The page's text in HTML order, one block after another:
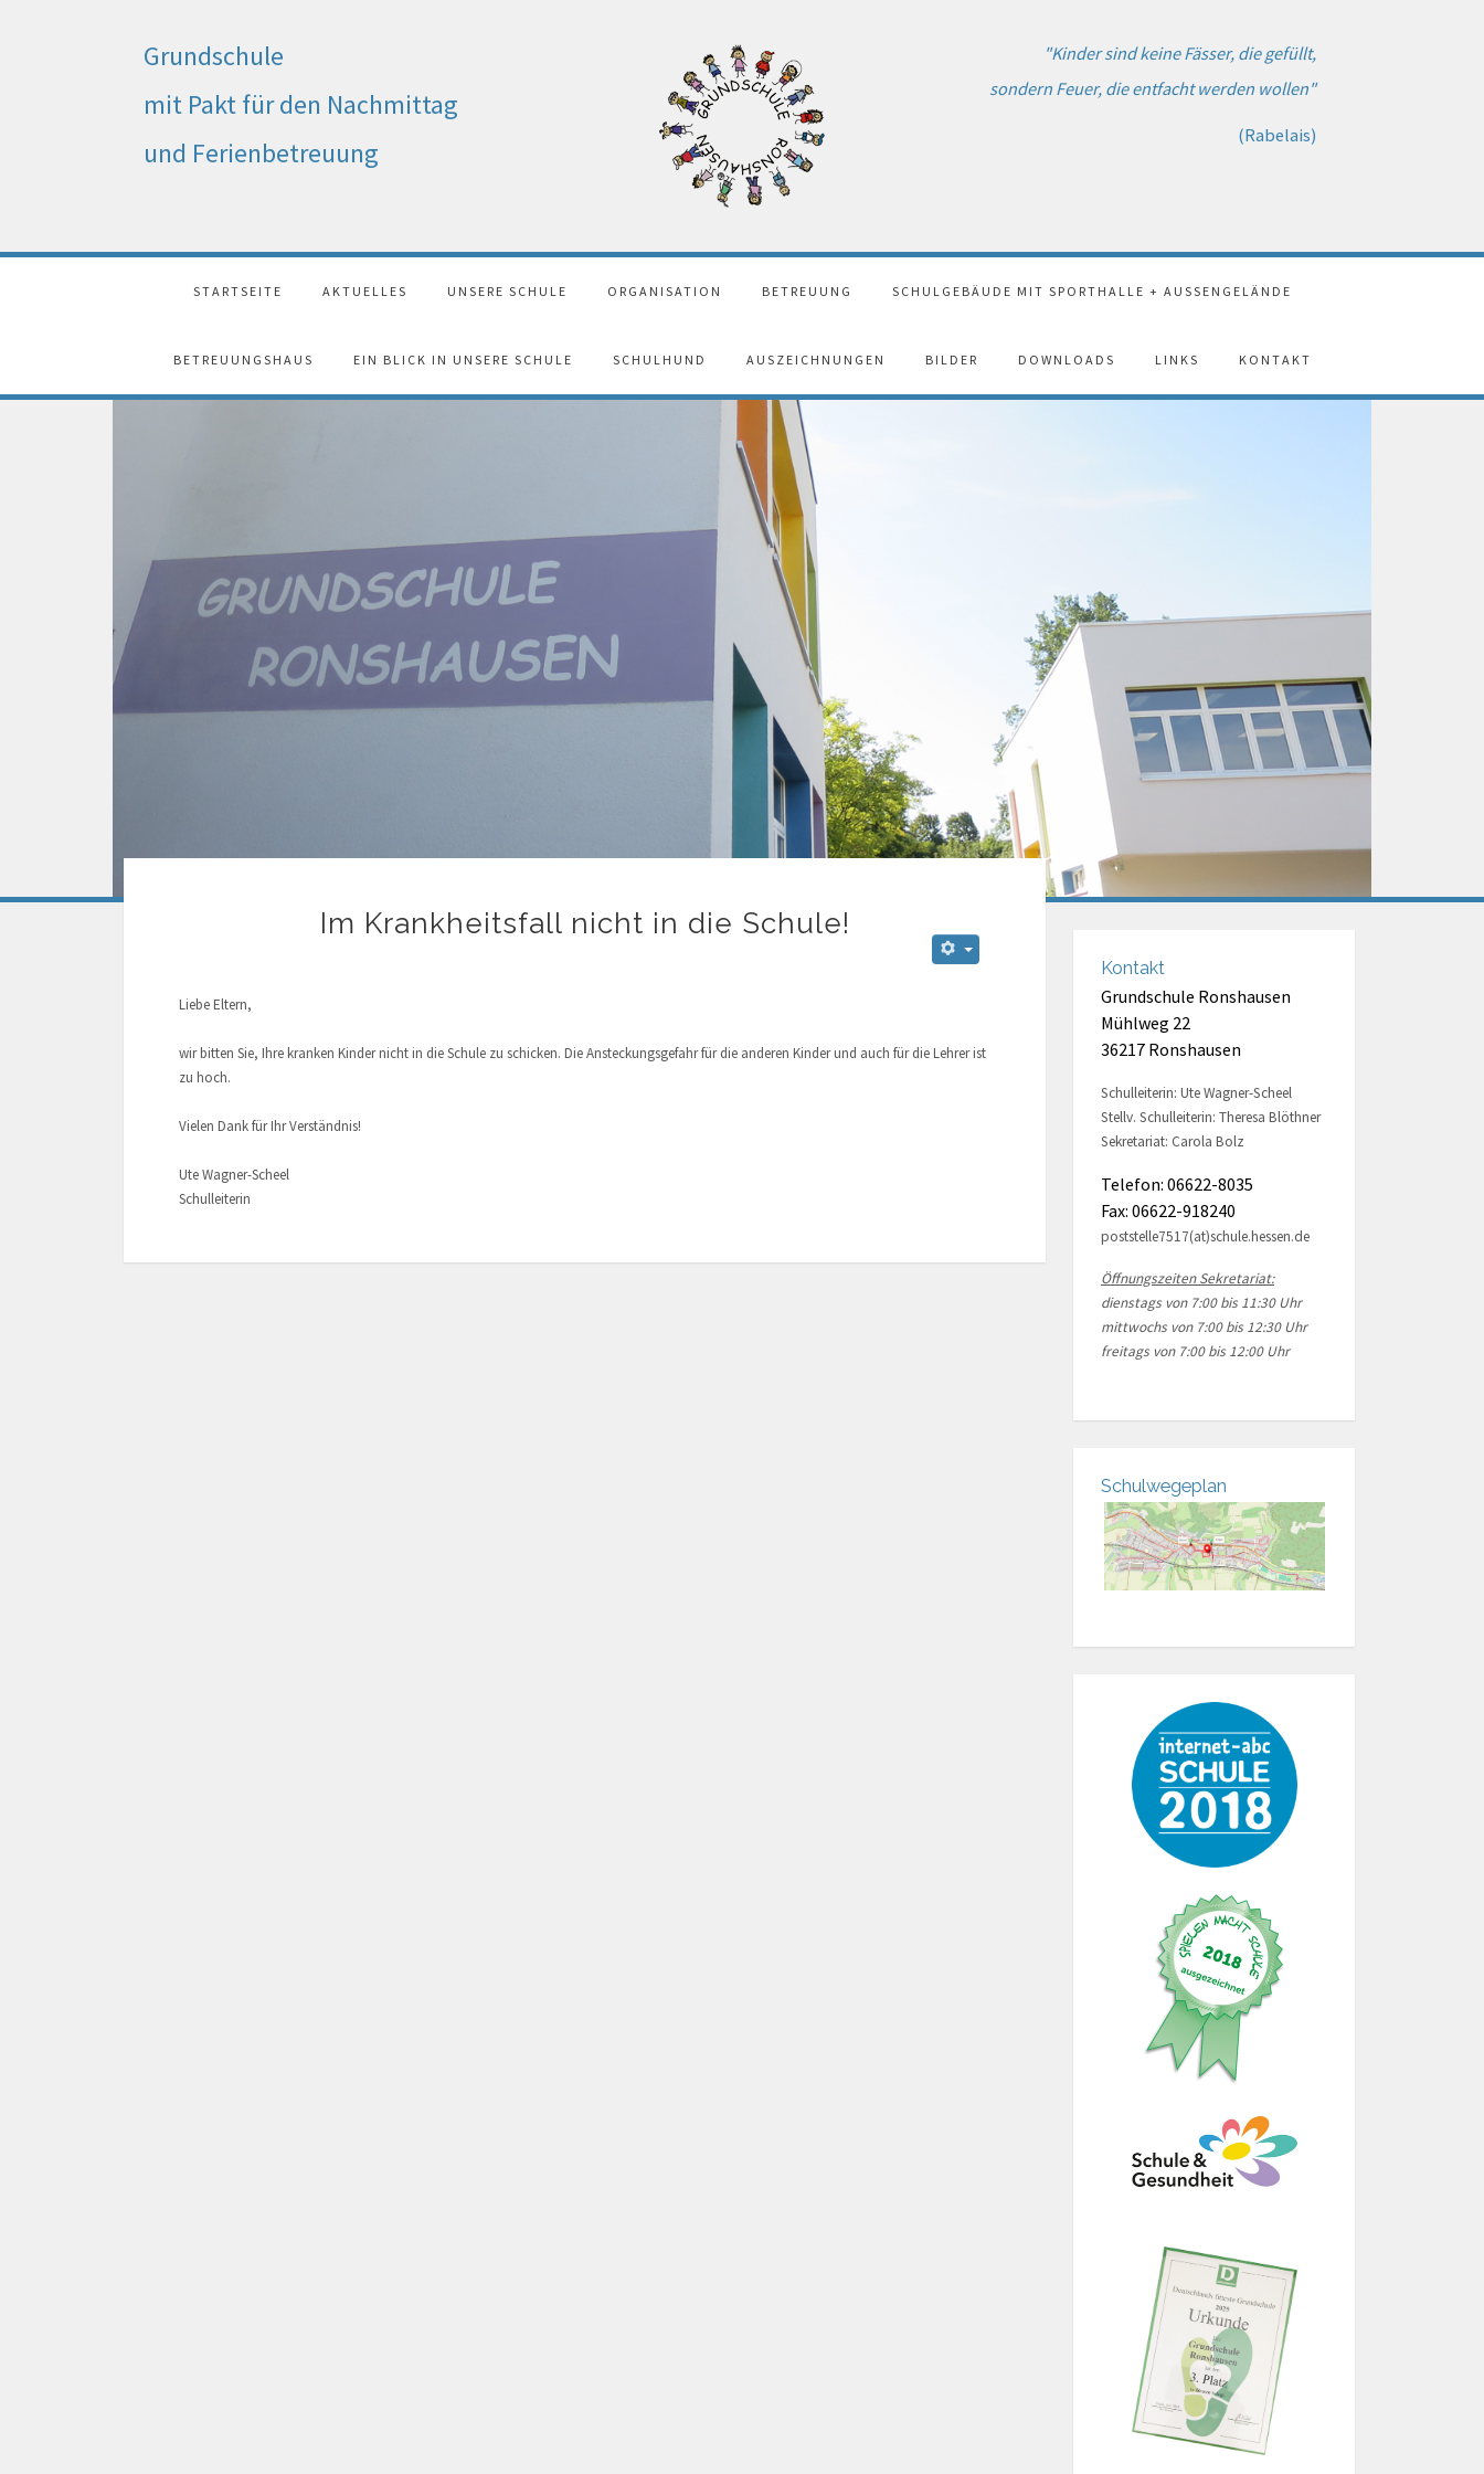
Grundschule
mit Pakt für den Nachmittag
und Ferienbetreuung
"Kinder sind keine Fässer, die gefüllt,
sondern Feuer, die entfacht werden wollen"
(Rabelais)
STARTSEITE AKTUELLES UNSERE SCHULE ORGANISATION BETREUUNG SCHULGEBÄUDE MIT SPORTHALLE + AUSSENGELÄNDE
BETREUUNGSHAUS EIN BLICK IN UNSERE SCHULE SCHULHUND AUSZEICHNUNGEN BILDER DOWNLOADS LINKS KONTAKT
Kontakt
Grundschule Ronshausen
Mühlweg 22
36217 Ronshausen
Schulleiterin: Ute Wagner-Scheel
Stellv. Schulleiterin: Theresa Blöthner
Sekretariat: Carola Bolz
Telefon: 06622-8035
Fax: 06622-918240
poststelle7517(at)schule.hessen.de
Öffnungszeiten Sekretariat:
dienstags von 7:00 bis 11:30 Uhr
mittwochs von 7:00 bis 12:30 Uhr
freitags von 7:00 bis 12:00 Uhr
Schulwegeplan
Im Krankheitsfall nicht in die Schule!
Liebe Eltern,
wir bitten Sie, Ihre kranken Kinder nicht in die Schule zu schicken. Die Ansteckungsgefahr für die anderen Kinder und auch für die Lehrer ist
zu hoch.
Vielen Dank für Ihr Verständnis!
Ute Wagner-Scheel
Schulleiterin